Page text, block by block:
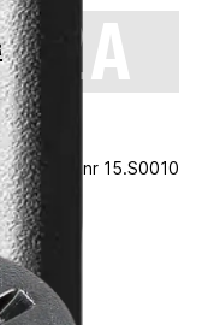
Vårt art.nr 15.S0010